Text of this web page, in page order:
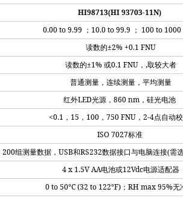
HI98713(HI 93703-11N)
0.00 to 9.99 ； 10.0 to 99.9 ； 100 to 1000
读数的±2% +0.1 FNU
读数的±1% 或0.1 FNU， ,取较大者
普通测量，连续测量，平均测量
红外LED光源， 860 nm ，硅光电池
<0.1 ， 15 ， 100 ， 750 FNU ， 2-4点自动
ISO 7027标准
200组测量数据， USB和RS232数据接口与电脑连接(需
4 x 1.5V AA电池或12Vdc电源适配器
0 to 50°C (32 to 122°F)； RH max 95%无